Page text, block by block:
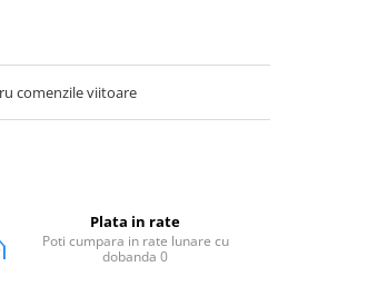
comenzile viitoare
Plata in rate
Poti cumpara in rate lunare cu
dobanda 0